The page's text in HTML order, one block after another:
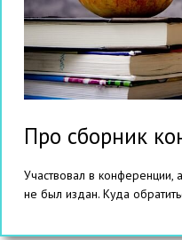
Про сборник
Участвовал в конференции,
не был издан. Куда